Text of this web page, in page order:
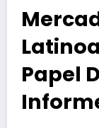
Papel